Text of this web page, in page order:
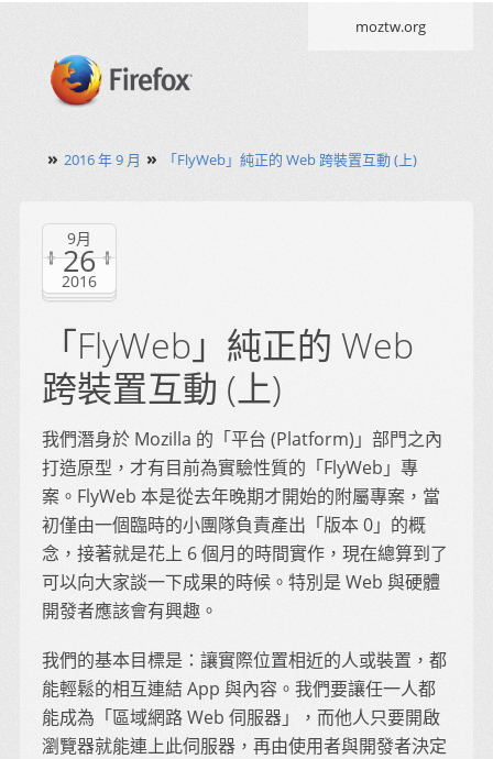
moztw.org
» 2016 年 9 月 » 「FlyWeb」純正的 Web 跨裝置互動 (上)
9月
26
2016
「FlyWeb」純正的 Web
跨裝置互動 (上)
我們潛身於 Mozilla 的「平台 (Platform)」部門之內
打造原型，才有目前為實驗性質的「FlyWeb」專
案。FlyWeb 本是從去年晚期才開始的附屬專案，當
初僅由一個臨時的小團隊負責產出「版本 0」的概
念，接著就是花上 6 個月的時間實作，現在總算到了
可以向大家談一下成果的時候。特別是 Web 與硬體
開發者應該會有興趣。
我們的基本目標是：讓實際位置相近的人或裝置，都
能輕鬆的相互連結 App 與內容。我們要讓任一人都
能成為「區域網路 Web 伺服器」，而他人只要開啟
瀏覽器就能連上此伺服器，再由使用者與開發者決定